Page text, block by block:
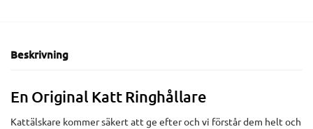
Beskrivning
En Original Katt Ringhållare
Kattälskare kommer säkert att ge efter och vi förstår dem helt och